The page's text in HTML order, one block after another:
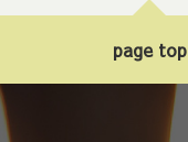
page top